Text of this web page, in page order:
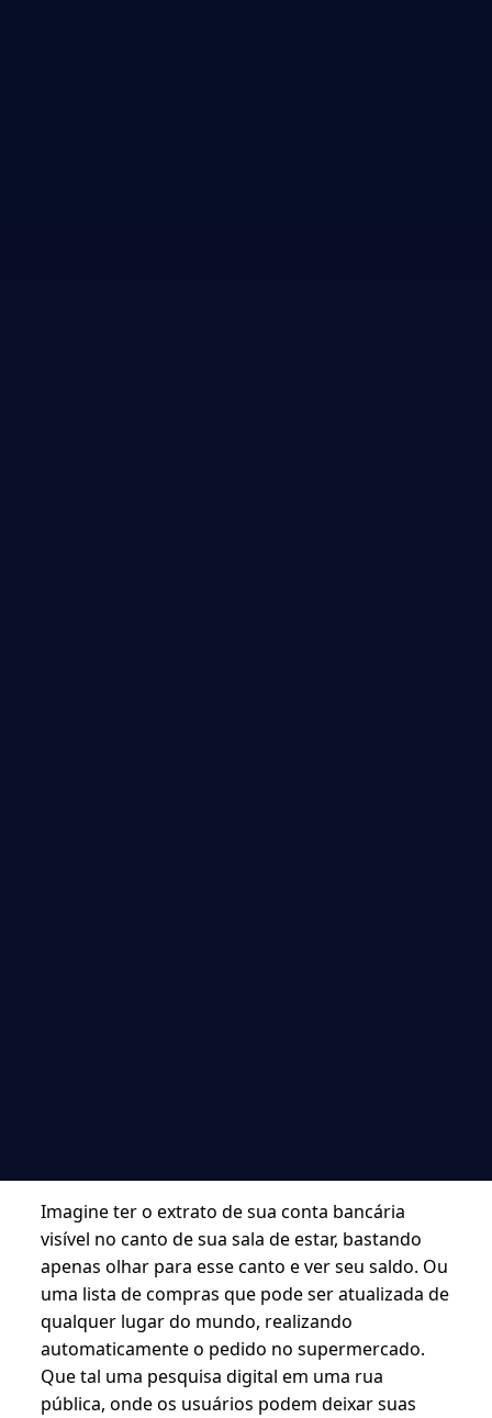
Imagine ter o extrato de sua conta bancária
visível no canto de sua sala de estar, bastando
apenas olhar para esse canto e ver seu saldo. Ou
uma lista de compras que pode ser atualizada de
qualquer lugar do mundo, realizando
automaticamente o pedido no supermercado.
Que tal uma pesquisa digital em uma rua
pública, onde os usuários podem deixar suas